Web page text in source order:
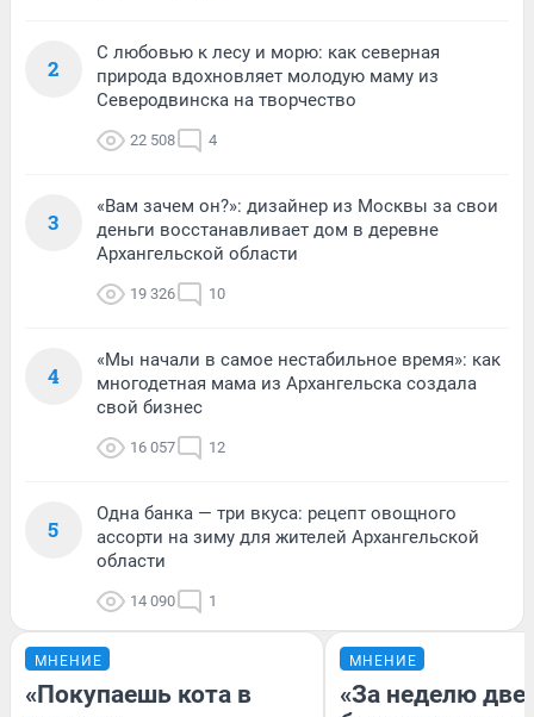
2
С любовью к лесу и морю: как северная
природа вдохновляет молодую маму из
Северодвинска на творчество
22 508 4
3
«Вам зачем он?»: дизайнер из Москвы за свои
деньги восстанавливает дом в деревне
Архангельской области
19 326 10
4
«Мы начали в самое нестабильное время»: как
многодетная мама из Архангельска создала
свой бизнес
16 057 12
5
Одна банка — три вкуса: рецепт овощного
ассорти на зиму для жителей Архангельской
области
14 090 1
МНЕНИЕ
«Покупаешь кота в
МНЕНИЕ
«За неделю две